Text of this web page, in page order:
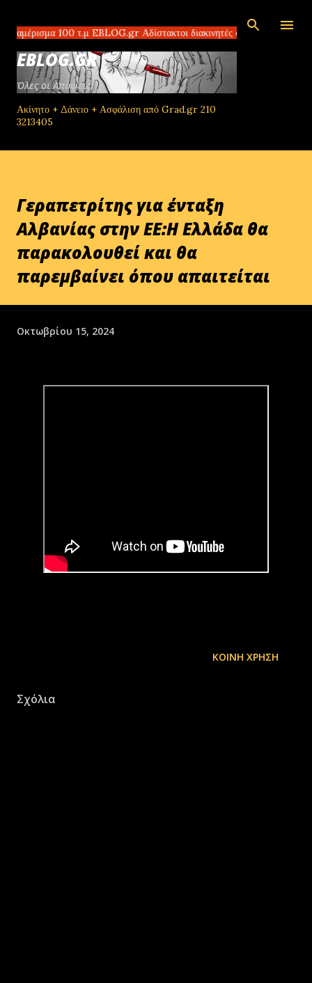
EBLOG.gr Αδίστακτοι διακινητές στο Τομπρούκ της
EBLOG.GR
Όλες οι Απόψεις!
Ακίνητο + Δάνειο + Ασφάλιση από Grad.gr 210
3213405
Γεραπετρίτης για ένταξη
Αλβανίας στην ΕΕ:Η Ελλάδα θα
παρακολουθεί και θα
παρεμβαίνει όπου απαιτείται
Οκτωβρίου 15, 2024
ΚΟΙΝΉ ΧΡΉΣΗ
Σχόλια